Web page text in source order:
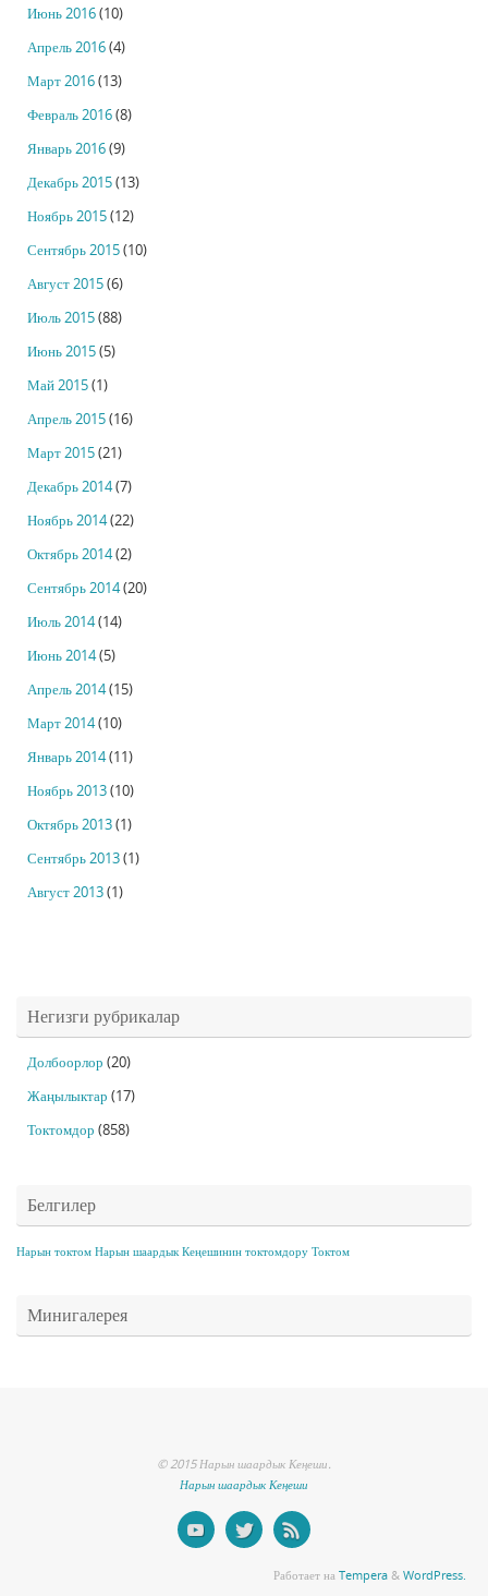
Июнь 2016(10)
Апрель 2016(4)
Март 2016(13)
Февраль 2016(8)
Январь 2016(9)
Декабрь 2015(13)
Ноябрь 2015(12)
Сентябрь 2015(10)
Август 2015(6)
Июль 2015(88)
Июнь 2015(5)
Май 2015(1)
Апрель 2015(16)
Март 2015(21)
Декабрь 2014(7)
Ноябрь 2014(22)
Октябрь 2014(2)
Сентябрь 2014(20)
Июль 2014(14)
Июнь 2014(5)
Апрель 2014(15)
Март 2014(10)
Январь 2014(11)
Ноябрь 2013(10)
Октябрь 2013(1)
Сентябрь 2013(1)
Август 2013(1)
Негизги рубрикалар
Долбоорлор (20)
Жаңылыктар (17)
Токтомдор (858)
Белгилер
Нарын токтом Нарын шаардык Кеңешинин токтомдору Токтом
Минигалерея
© 2015 Нарын шаардык Кеңеши.
Нарын шаардык Кеңеши
Работает на Tempera & WordPress.